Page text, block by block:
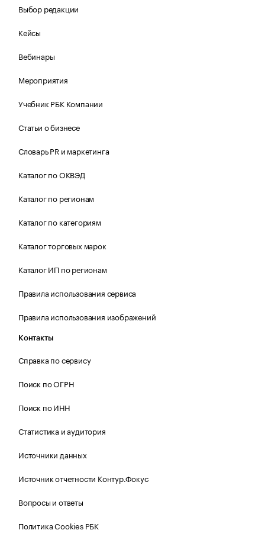
Выбор редакции
Кейсы
Вебинары
Мероприятия
Учебник РБК Компании
Статьи о бизнесе
Словарь PR и маркетинга
Каталог по ОКВЭД
Каталог по регионам
Каталог по категориям
Каталог торговых марок
Каталог ИП по регионам
Правила использования сервиса
Правила использования изображений
Контакты
Справка по сервису
Поиск по ОГРН
Поиск по ИНН
Статистика и аудитория
Источники данных
Источник отчетности Контур.Фокус
Вопросы и ответы
Политика Cookies РБК